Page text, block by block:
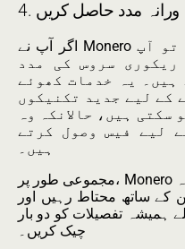
ورانہ مدد حاصل کریں
اگر آپ نے Monero کی کافی مقدار کھو دی ہے، تو آپ
ریکوری سروس کی مدد
یہ خدمات کھوئے
کے لیے جدید تکنیکوں
سکتی ہیں، حالانکہ وہ
لیے فیس وصول کرتے
ہیں۔
مجموعی طور پر، Monero کو کھونے سے بچنے کا بہترین طریقہ
کے ساتھ محتاط رہیں اور
ہمیشہ تفصیلات کو دو بار
چیک کریں۔